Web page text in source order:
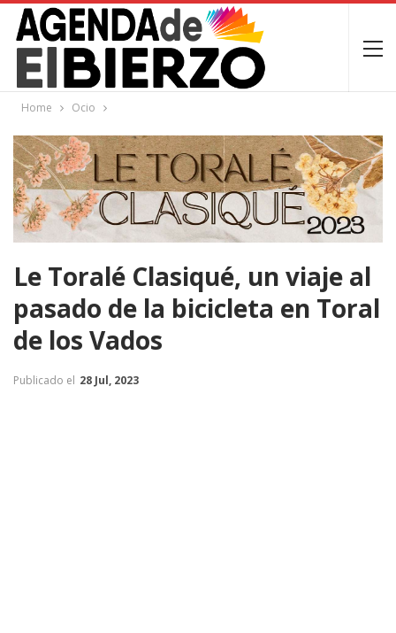
Home Ocio
Le Toralé Clasiqué, un viaje al
pasado de la bicicleta en Toral
de los Vados
Publicado el 28 Jul, 2023